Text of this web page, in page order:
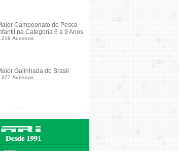
Campeonato de Pesca
na Categoria 6 a 9 Anos
Acessos
Galinhada do Brasil
Acessos